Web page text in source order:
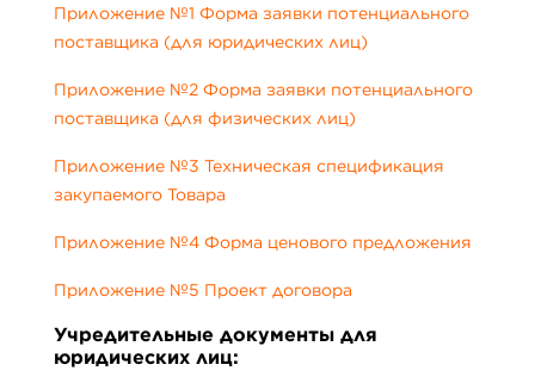
Приложение №1 Форма заявки потенциального
поставщика (для юридических лиц)
Приложение №2 Форма заявки потенциального
поставщика (для физических лиц)
Приложение №3 Техническая спецификация
закупаемого Товара
Приложение №4 Форма ценового предложения
Приложение №5 Проект договора
Учредительные документы для
юридических лиц: